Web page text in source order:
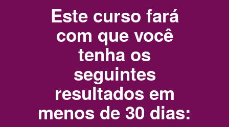
Este curso fará
com que você
tenha os
seguintes
resultados em
menos de 30 dias: